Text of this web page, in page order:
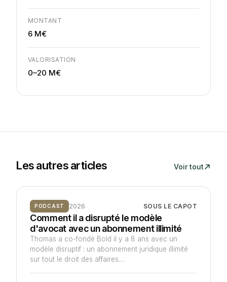
MONTANT
6 M€
VALORISATION
0–20 M€
Les autres articles Voir tout
PODCAST 2026 SOUS LE CAPOT
Comment il a disrupté le modèle
d'avocat avec un abonnement illimité
Thomas a co-fondé Bold il y a 8 ans avec un
modèle disruptif : un abonnement juridique illimité
sur tout le droit des affaires....